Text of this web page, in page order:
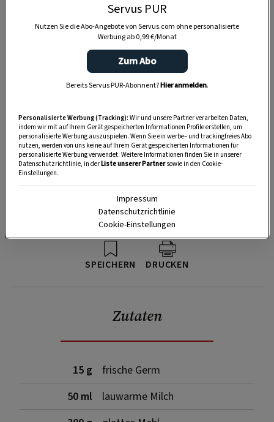
Anzeige
SPEICHERN DRUCKEN
Zutaten
15 g
frische Germ
50 ml
lauwarme Milch
Servus PUR
Nutzen Sie die Abo-Angebote von Servus.com ohne personalisierte
Werbung ab 0,99 €/Monat
Zum Abo
Bereits Servus PUR-Abonnent?Hier anmelden.
Personalisierte Werbung (Tracking): Wir und unsere Partner verarbeiten Daten,
indem wir mit auf Ihrem Gerät gespeicherten Informationen Profile erstellen, um
personalisierte Werbung auszuspielen. Wenn Sie ein werbe– und trackingfreies Abo
nutzen, werden von uns keine auf Ihrem Gerät gespeicherten Informationen für
personalisierte Werbung verwendet. Weitere Informationen finden Sie in unserer
Datenschutzrichtlinie, in derListe unserer Partnersowie in den Cookie-
Einstellungen.
Impressum
Datenschutzrichtlinie
Cookie-Einstellungen